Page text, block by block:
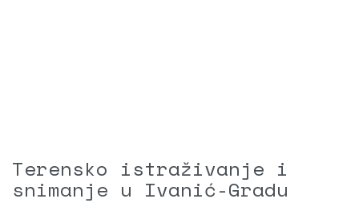
Terensko istraživanje i
snimanje u Ivanić-Gradu